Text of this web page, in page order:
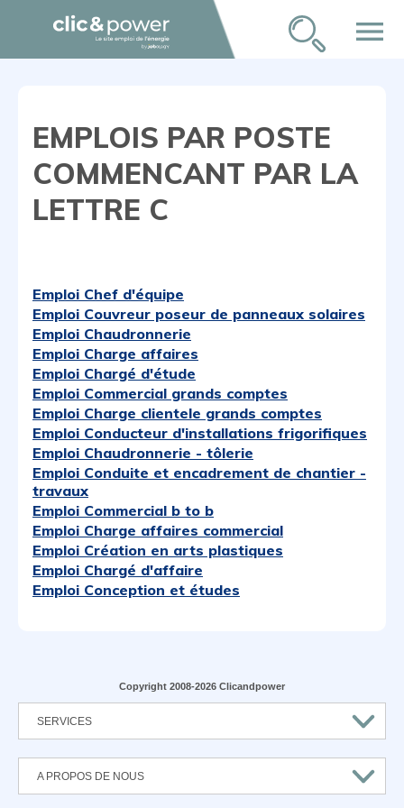
menu
EMPLOIS PAR POSTE
COMMENCANT PAR LA
LETTRE C
Emploi Chef d'équipe
Emploi Couvreur poseur de panneaux solaires
Emploi Chaudronnerie
Emploi Charge affaires
Emploi Chargé d'étude
Emploi Commercial grands comptes
Emploi Charge clientele grands comptes
Emploi Conducteur d'installations frigorifiques
Emploi Chaudronnerie - tôlerie
Emploi Conduite et encadrement de chantier -
travaux
Emploi Commercial b to b
Emploi Charge affaires commercial
Emploi Création en arts plastiques
Emploi Chargé d'affaire
Emploi Conception et études
Copyright 2008-2026 Clicandpower
SERVICES
A PROPOS DE NOUS